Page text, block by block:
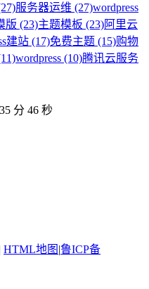
服务器运维 (27)wordpress
版 (23)主题模板 (23)阿里云
建站 (17)免费主题 (15)购物
wordpress (10)腾讯云服务
分 46 秒
HTML地图 |鲁ICP备